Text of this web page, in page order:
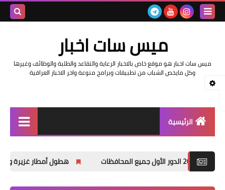
ميس سات اخبار
ميس سات اخبار هو موقع خاص بالاخبار الرعاية والتقاعد والطلبة والوظائف وغيرها
وكل مايخص الشباب من تطبيقات وبرامج منوعة واخر الاخبار العراقية
الرئيسية
اخبار وزارة التربية والتعليم
هطول أمطار غزيرة وانخفاضاً في درجات